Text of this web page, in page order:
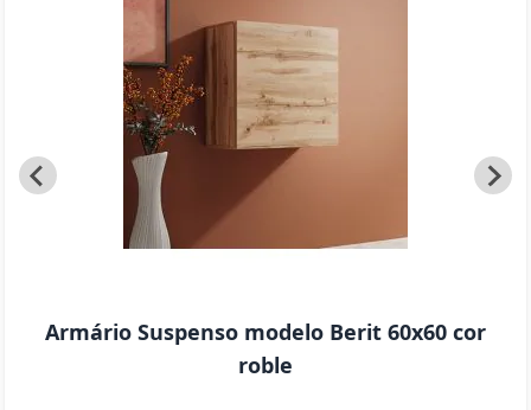
Armário Suspenso modelo Berit 60x60 cor
roble